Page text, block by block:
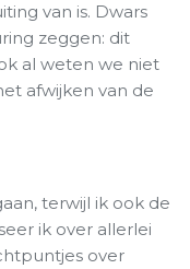
van is. Dwars
zeggen: dit
al weten we niet
afwijken van de
terwijl ik ook de
ik over allerlei
over